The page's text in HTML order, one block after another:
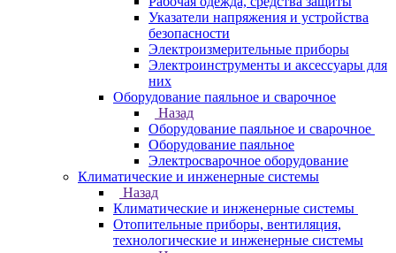
Указатели напряжения и устройства
безопасности
Электроизмерительные приборы
Электроинструменты и аксессуары для
них
Оборудование паяльное и сварочное
Назад
Оборудование паяльное и сварочное
Оборудование паяльное
Электросварочное оборудование
Климатические и инженерные системы
Назад
Климатические и инженерные системы
Отопительные приборы, вентиляция,
технологические и инженерные системы